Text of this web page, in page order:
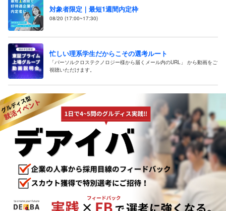
対象者限定｜最短1週間内定枠
08/20 (17:00~17:30)
忙しい理系学生だからこその選考ルート
「パーソルクロステクノロジー様から届くメール内のURL」 から動画をご
視聴いただけます。